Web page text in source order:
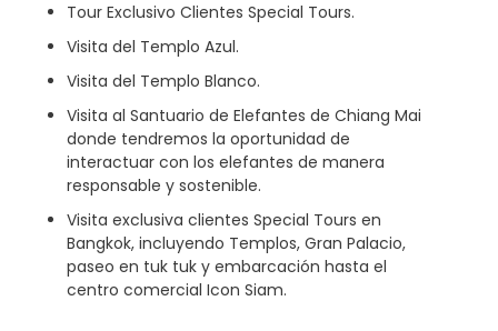
Tour Exclusivo Clientes Special Tours.
Visita del Templo Azul.
Visita del Templo Blanco.
Visita al Santuario de Elefantes de Chiang Mai
donde tendremos la oportunidad de
interactuar con los elefantes de manera
responsable y sostenible.
Visita exclusiva clientes Special Tours en
Bangkok, incluyendo Templos, Gran Palacio,
paseo en tuk tuk y embarcación hasta el
centro comercial Icon Siam.